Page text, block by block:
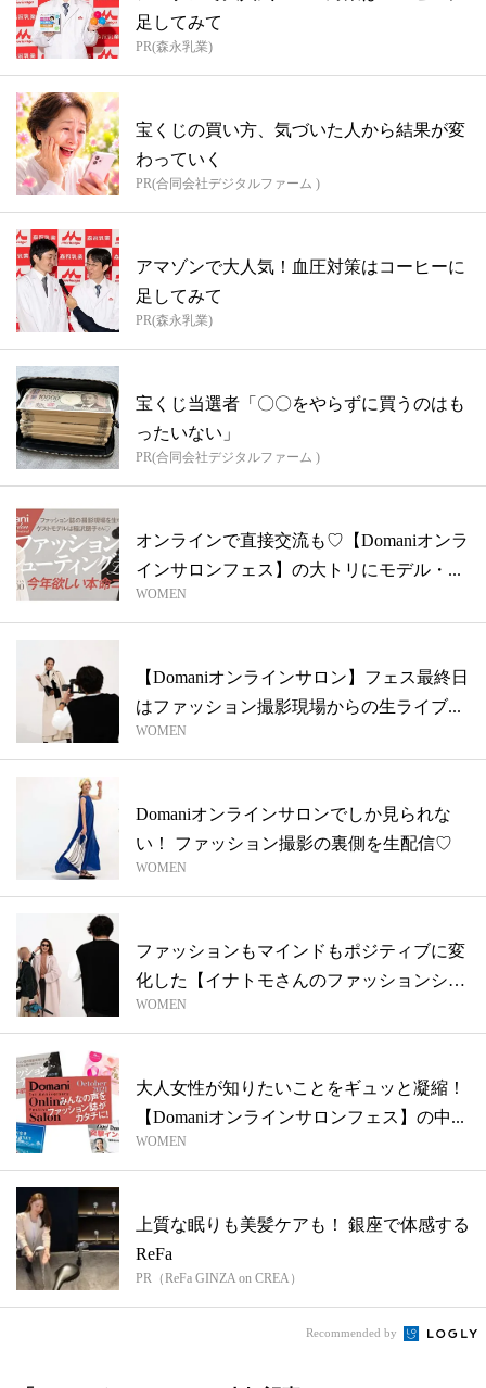
足してみて
PR(森永乳業)
宝くじの買い方、気づいた人から結果が変
わっていく
PR(合同会社デジタルファーム )
アマゾンで大人気！血圧対策はコーヒーに
足してみて
PR(森永乳業)
宝くじ当選者「〇〇をやらずに買うのはも
ったいない」
PR(合同会社デジタルファーム )
オンラインで直接交流も♡【Domaniオンラ
インサロンフェス】の大トリにモデル・...
WOMEN
【Domaniオンラインサロン】フェス最終日
はファッション撮影現場からの生ライブ...
WOMEN
Domaniオンラインサロンでしか見られな
い！ ファッション撮影の裏側を生配信♡
WOMEN
ファッションもマインドもポジティブに変
化した【イナトモさんのファッションシュ
ーテ...
WOMEN
大人女性が知りたいことをギュッと凝縮！
【Domaniオンラインサロンフェス】の中...
WOMEN
上質な眠りも美髪ケアも！ 銀座で体感する
ReFa
PR（ReFa GINZA on CREA）
Recommended by